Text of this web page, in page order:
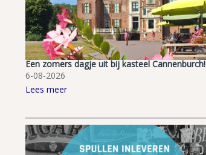
Een zomers dagje uit bij kasteel Cannenburch!
6-08-2026
Lees meer